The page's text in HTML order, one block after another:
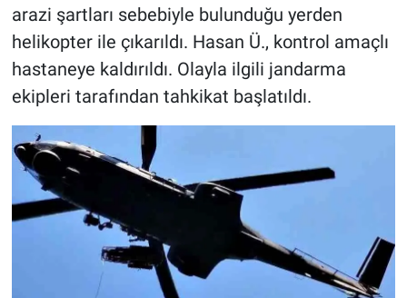
arazi şartları sebebiyle bulunduğu yerden
helikopter ile çıkarıldı. Hasan Ü., kontrol amaçlı
hastaneye kaldırıldı. Olayla ilgili jandarma
ekipleri tarafından tahkikat başlatıldı.